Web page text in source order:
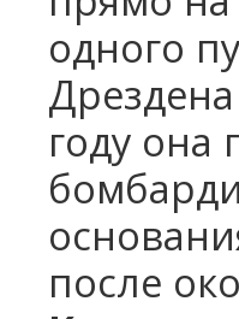
одного
году
после